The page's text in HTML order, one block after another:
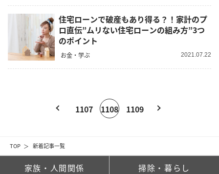
TOP 新着記事一覧
住宅ローンで破産もあり得る？！家計のプ
ロ直伝”ムリない住宅ローンの組み方”3つ
のポイント
お金・学ぶ 2021.07.22
1107 1108 1109
家族・人間関係 掃除・暮らし